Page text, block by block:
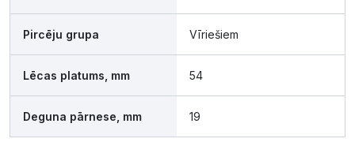
Pircēju grupa Vīriešiem
Lēcas platums, mm 54
Deguna pārnese, mm 19